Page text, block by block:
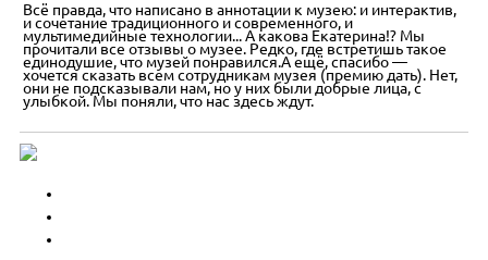
Всё правда, что написано в аннотации к музею: и интерактив,
и сочетание традиционного и современного, и
мультимедийные технологии... А какова Екатерина!? Мы
прочитали все отзывы о музее. Редко, где встретишь такое
единодушие, что музей понравился.А ещё, спасибо —
хочется сказать всем сотрудникам музея (премию дать). Нет,
они не подсказывали нам, но у них были добрые лица, с
улыбкой. Мы поняли, что нас здесь ждут.